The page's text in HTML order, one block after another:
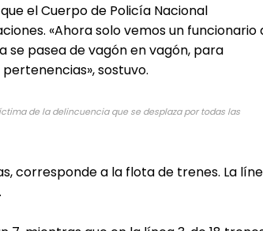
el Cuerpo de Policía Nacional
«Ahora solo vemos un funcionario
se pasea de vagón en vagón, para
sostuvo.
de la delincuencia que se desplaza por todas las
corresponde a la flota de trenes. La